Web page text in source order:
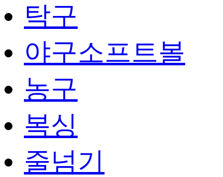
탁구
야구소프트볼
농구
복싱
줄넘기